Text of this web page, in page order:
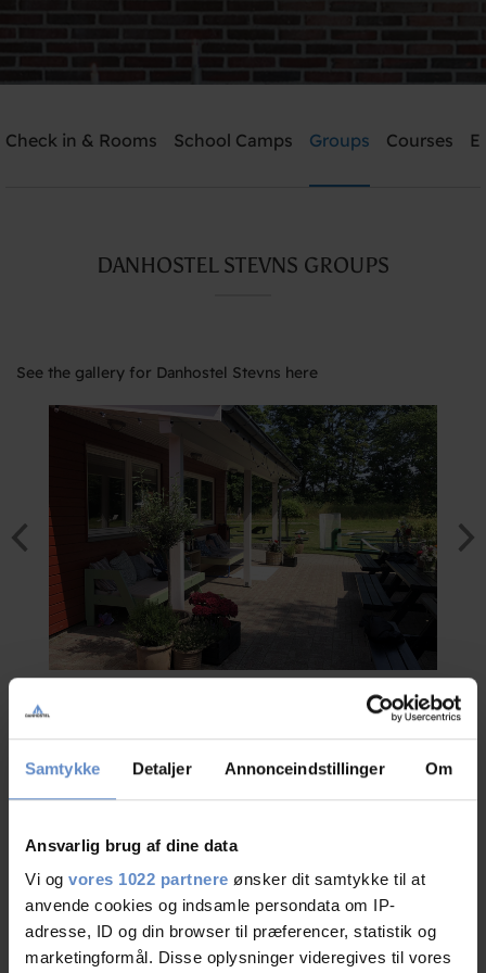
Samtykke Detaljer Annonceindstillinger Om
Ansvarlig brug af dine data
Vi og vores 1022 partnere ønsker dit samtykke til at
anvende cookies og indsamle persondata om IP-
adresse, ID og din browser til præferencer, statistik og
marketingformål. Disse oplysninger videregives til vores
Need help? Ring:+45 5650 2022
Check in & Rooms School Camps Groups Courses
DANHOSTEL STEVNS GROUPS
See the gallery for Danhostel Stevns here
Groups
Take a Trip to the UNESCO World Heritage Site, Stevns Cliff (Klint)
Danhostel Store Heddinge lies in a quiet location in the centre of Store
Heddinge. We are on the Stevns Peninsula near the UNESCO World
Heritage Site, Stevns Cliff. Close to us are football fields, swimming pool
and sports facilities. Each year we host many training camps who use as a